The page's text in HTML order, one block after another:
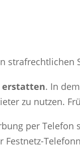
strafrechtlichen
erstatten. In
zu nutzen.
per Telefon
Festnetz-